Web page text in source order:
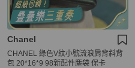
Chanel
CHANEL 綠色V紋小號流浪肩背斜背
包 20*16*9 98新配件塵袋 保卡